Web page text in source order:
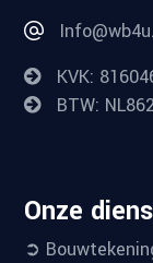
KVK:
BTW:
Onze
➲